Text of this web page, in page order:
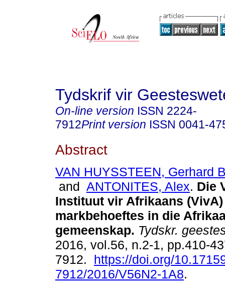
Tydskrif vir
On-line version ISSN 2224-
7912Print version ISSN 0041-
Abstract
VAN HUYSSTEEN, Gerhard
and ANTONITES, Alex. Die
Instituut vir Afrikaans
markbehoeftes in die
gemeenskap. Tydskr.
2016, vol.56, n.2-1, pp.410-
7912. https://doi.org/
7912/2016/V56N2-1A8.